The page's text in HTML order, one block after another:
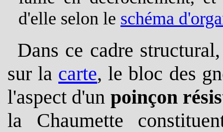
d'elle selon le schéma
Dans ce cadre
sur la carte, le bloc des
l'aspect d'un poinçon
la Chaumette